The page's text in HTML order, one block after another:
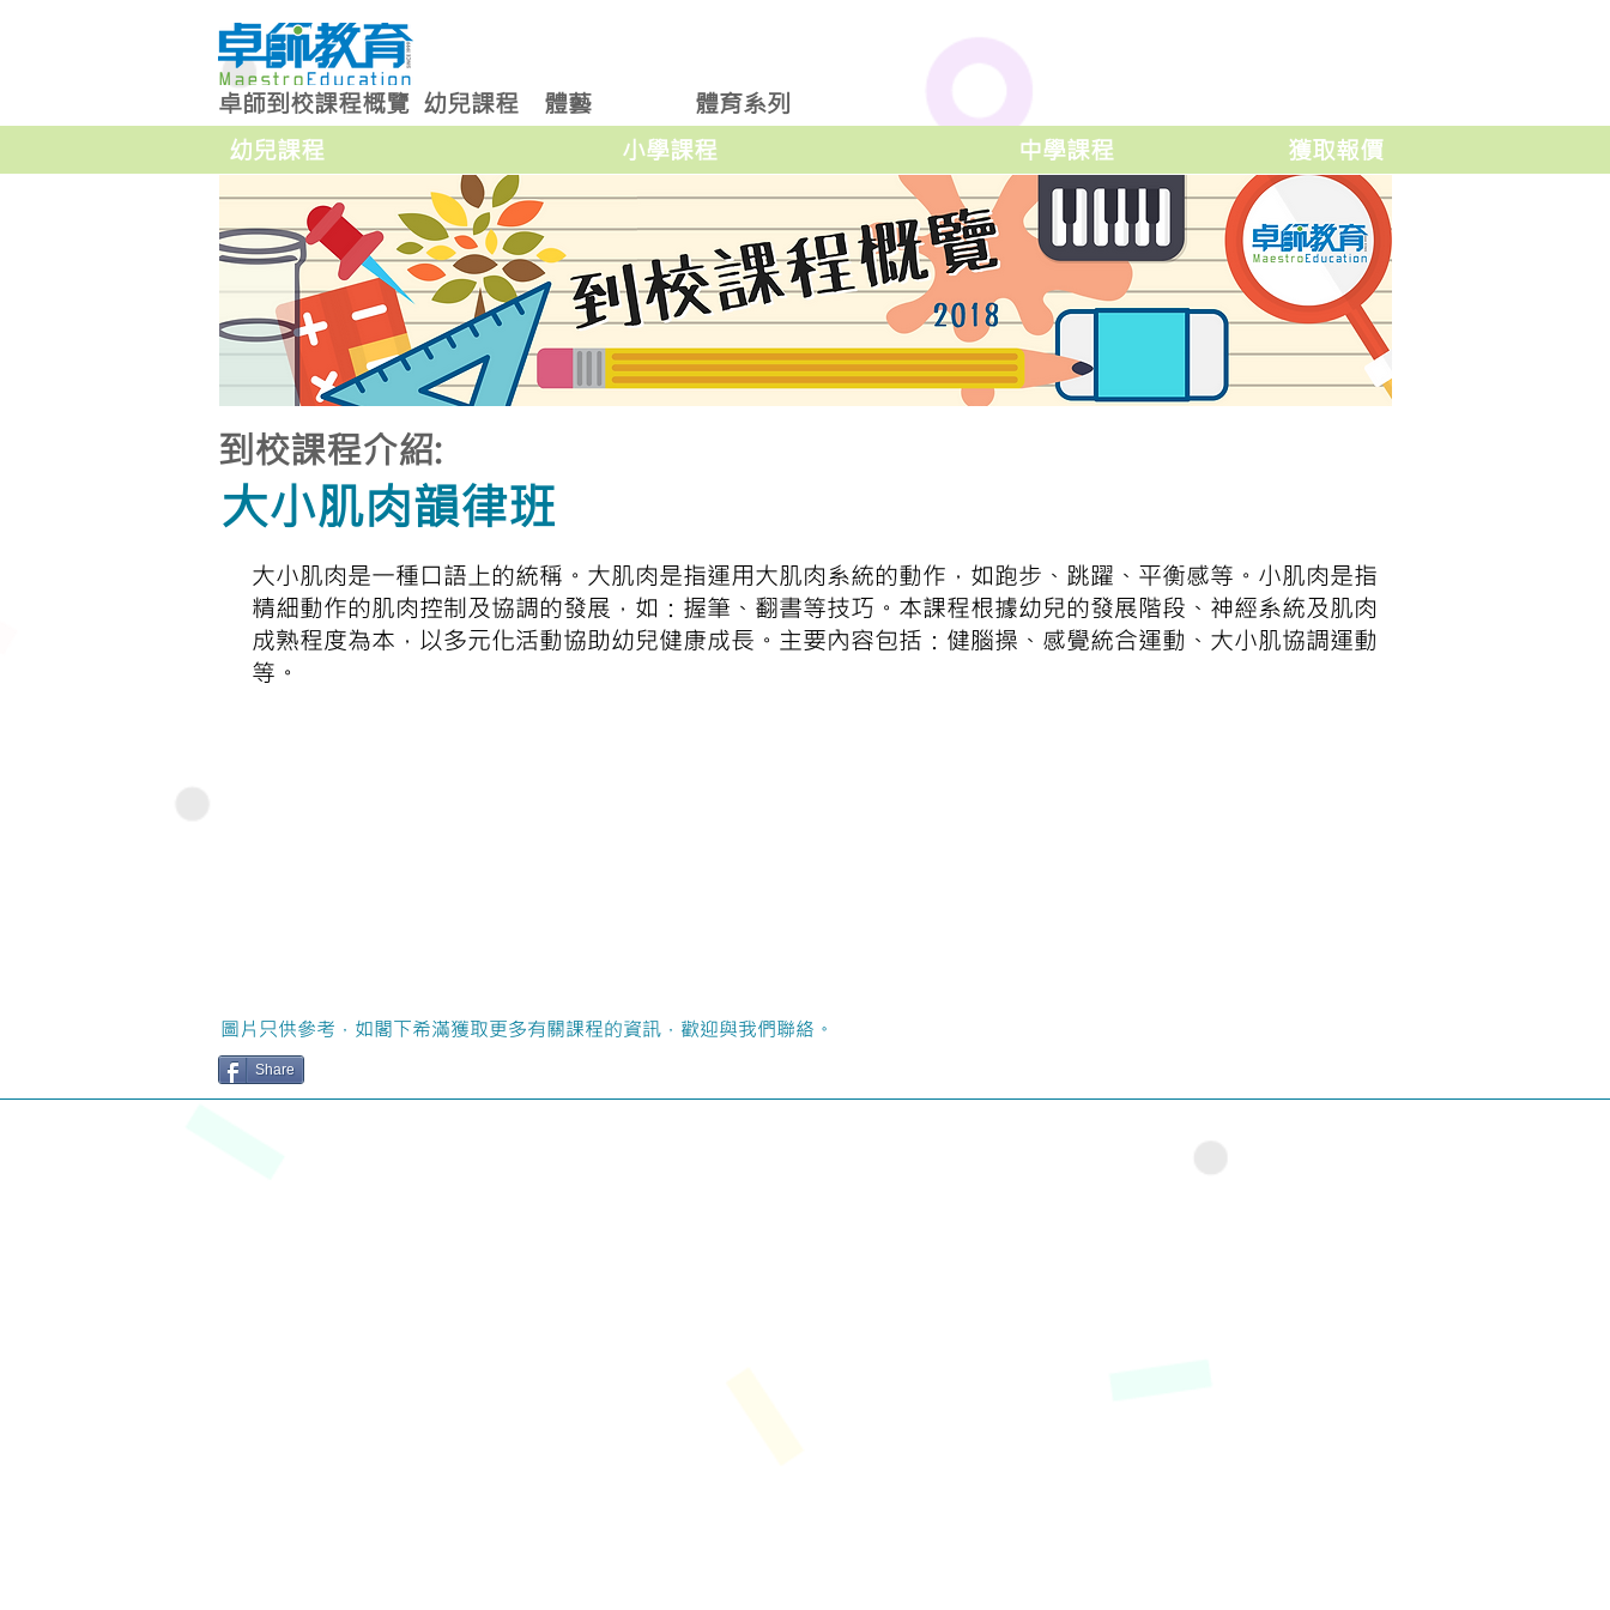
卓師到校課程概覽 幼兒課程 體藝
體育系列
幼兒課程
小學課程 中學課程 獲取報價
到校課程介紹:
大小肌肉韻律班
大小肌肉是一種口語上的統稱。大肌肉是指運用大肌肉系統的動作，如跑步、跳躍、平衡感等。小肌肉是指
精細動作的肌肉控制及協調的發展，如：握筆、翻書等技巧。本課程根據幼兒的發展階段、神經系統及肌肉
成熟程度為本，以多元化活動協助幼兒健康成長。主要內容包括：健腦操、感覺統合運動、大小肌協調運動
等。
圖片只供參考，如閣下希滿獲取更多有關課程的資訊，歡迎與我們聯絡。
Share